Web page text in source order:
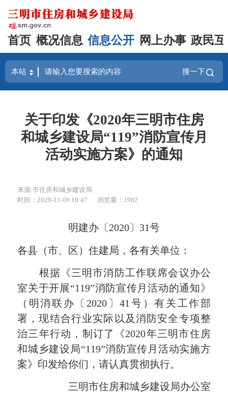
首页 概况信息 信息公开 网上办事 政民
搜一下
关于印发《2020年三明市住房
和城乡建设局“119”消防宣传月
活动实施方案》的通知
来源:市住房和城乡建设局
时间：2020-11-09 10:47
浏览量：1982
明建办 〔2020〕 31号
各县（市、区）住建局，各有关单位：
根据《三明市消防工作联席会议办公
室关于开展“119”消防宣传月活动的通知》
（明消联办〔2020〕41号）有关工作部
署，现结合行业实际以及消防安全专项整
治三年行动，制订了《2020年三明市住房
和城乡建设局“119”消防宣传月活动实施方
案》印发给你们，请认真贯彻执行。
三明市住房和城乡建设局办公室